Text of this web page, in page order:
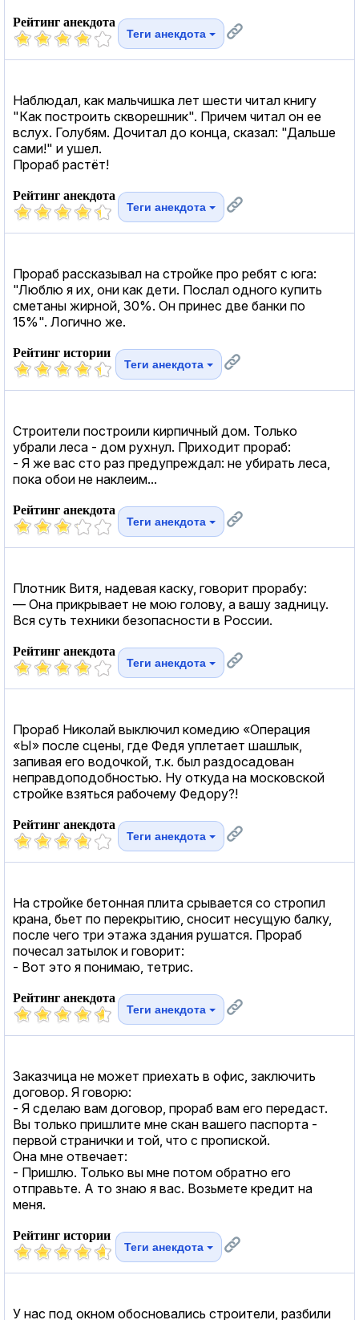
Рейтинг анекдота
Теги анекдота
Наблюдал, как мальчишка лет шести читал книгу
"Как построить скворешник". Причем читал он ее
вслух. Голубям. Дочитал до конца, сказал: "Дальше
сами!" и ушел.
Прораб растёт!
Рейтинг анекдота
Теги анекдота
Прораб рассказывал на стройке про ребят с юга:
"Люблю я их, они как дети. Послал одного купить
сметаны жирной, 30%. Он принес две банки по
15%". Логично же.
Рейтинг истории
Теги анекдота
Строители построили кирпичный дом. Только
убрали леса - дом рухнул. Приходит прораб:
- Я же вас сто раз предупреждал: не убирать леса,
пока обои не наклеим...
Рейтинг анекдота
Теги анекдота
Плотник Витя, надевая каску, говорит прорабу:
— Она прикрывает не мою голову, а вашу задницу.
Вся суть техники безопасности в России.
Рейтинг анекдота
Теги анекдота
Прораб Николай выключил комедию «Операция
«Ы» после сцены, где Федя уплетает шашлык,
запивая его водочкой, т.к. был раздосадован
неправдоподобностью. Ну откуда на московской
стройке взяться рабочему Федору?!
Рейтинг анекдота
Теги анекдота
На стройке бетонная плита срывается со стропил
крана, бьет по перекрытию, сносит несущую балку,
после чего три этажа здания рушатся. Прораб
почесал затылок и говорит:
- Вот это я понимаю, тетрис.
Рейтинг анекдота
Теги анекдота
Заказчица не может приехать в офис, заключить
договор. Я говорю:
- Я сделаю вам договор, прораб вам его передаст.
Вы только пришлите мне скан вашего паспорта -
первой странички и той, что с пропиской.
Она мне отвечает:
- Пришлю. Только вы мне потом обратно его
отправьте. А то знаю я вас. Возьмете кредит на
меня.
Рейтинг истории
Теги анекдота
У нас под окном обосновались строители, разбили